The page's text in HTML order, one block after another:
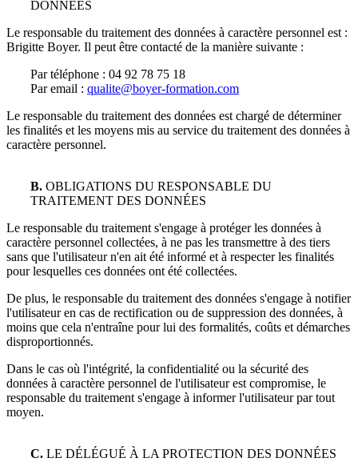
DONNÉES
Le responsable du traitement des données à caractère personnel est :
Brigitte Boyer. Il peut être contacté de la manière suivante :
Par téléphone : 04 92 78 75 18
Par email : qualite@boyer-formation.com
Le responsable du traitement des données est chargé de déterminer
les finalités et les moyens mis au service du traitement des données à
caractère personnel.
B. OBLIGATIONS DU RESPONSABLE DU
TRAITEMENT DES DONNÉES
Le responsable du traitement s'engage à protéger les données à
caractère personnel collectées, à ne pas les transmettre à des tiers
sans que l'utilisateur n'en ait été informé et à respecter les finalités
pour lesquelles ces données ont été collectées.
De plus, le responsable du traitement des données s'engage à notifier
l'utilisateur en cas de rectification ou de suppression des données, à
moins que cela n'entraîne pour lui des formalités, coûts et démarches
disproportionnés.
Dans le cas où l'intégrité, la confidentialité ou la sécurité des
données à caractère personnel de l'utilisateur est compromise, le
responsable du traitement s'engage à informer l'utilisateur par tout
moyen.
C. LE DÉLÉGUÉ À LA PROTECTION DES DONNÉES